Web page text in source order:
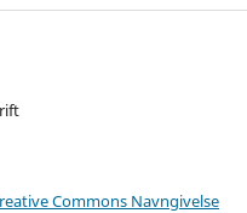
Commons Navngivelse